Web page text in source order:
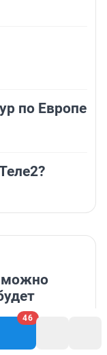
46
по Европе
можно
поверья